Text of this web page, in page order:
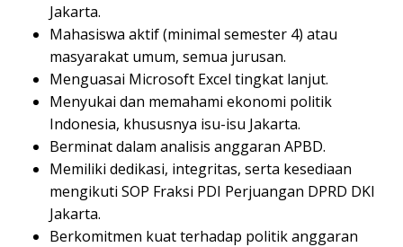
Jakarta.
Mahasiswa aktif (minimal semester 4) atau
masyarakat umum, semua jurusan.
Menguasai Microsoft Excel tingkat lanjut.
Menyukai dan memahami ekonomi politik
Indonesia, khususnya isu-isu Jakarta.
Berminat dalam analisis anggaran APBD.
Memiliki dedikasi, integritas, serta kesediaan
mengikuti SOP Fraksi PDI Perjuangan DPRD DKI
Jakarta.
Berkomitmen kuat terhadap politik anggaran